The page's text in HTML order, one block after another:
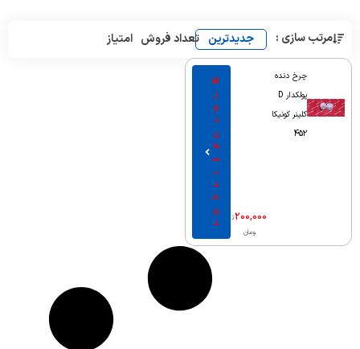
مرتب سازی : جدیدترین تعداد فروش امتیاز
چرخ دنده
پولکدار D
کلینر کونیکا
452
200,000ت
ومان
اف
ز
و
د
ن
به
س
ب
د
خ
ری
د